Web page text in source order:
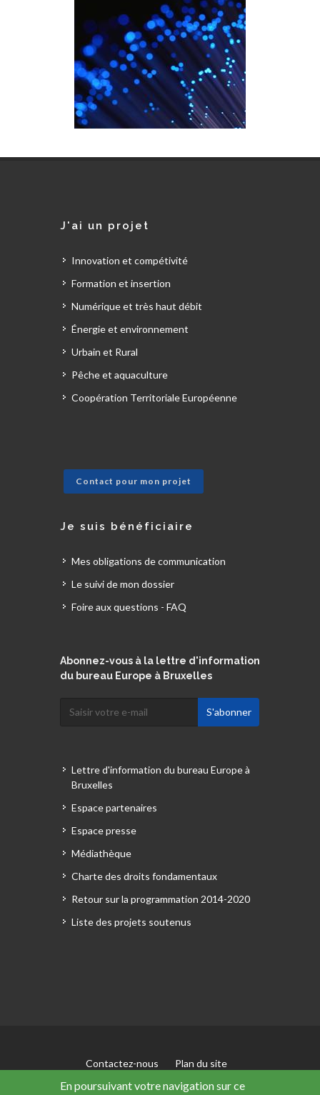
En poursuivant votre navigation sur ce
J'ai un projet
Innovation et compétivité
Formation et insertion
Numérique et très haut débit
Énergie et environnement
Urbain et Rural
Pêche et aquaculture
Coopération Territoriale Européenne
Contact pour mon projet
Je suis bénéficiaire
Mes obligations de communication
Le suivi de mon dossier
Foire aux questions - FAQ
Abonnez-vous à la lettre d'information
du bureau Europe à Bruxelles
Lettre d'information du bureau Europe à
Bruxelles
Espace partenaires
Espace presse
Médiathèque
Charte des droits fondamentaux
Retour sur la programmation 2014-2020
Liste des projets soutenus
Contactez-nous
Plan du site
Mentions légales